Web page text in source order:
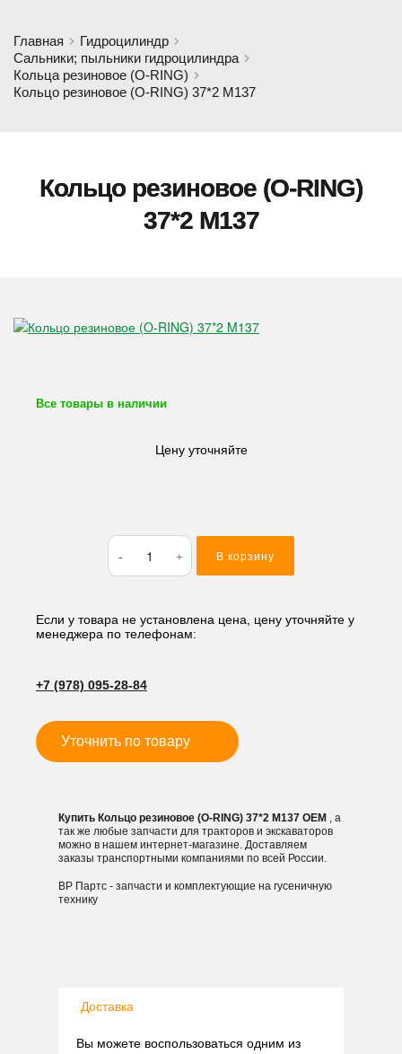
Главная
Гидроцилиндр
Сальники; пыльники гидроцилиндра
Кольца резиновое (O-RING)
Кольцо резиновое (O-RING) 37*2 M137
Кольцо резиновое (O-RING)
37*2 M137
Все товары в наличии
Цену уточняйте
Количество
товара
Кольцо
(O-
RING)
В корзину
Если у товара не установлена цена, цену уточняйте у
менеджера по телефонам:
+7 (978) 095-28-84
Уточнить по товару
Купить Кольцо резиновое (O-RING) 37*2 M137 OEM , а
так же любые запчасти для тракторов и экскаваторов
можно в нашем интернет-магазине. Доставляем
заказы транспортными компаниями по всей России.
ВР Партс - запчасти и комплектующие на гусеничную
технику
Доставка
Вы можете воспользоваться одним из